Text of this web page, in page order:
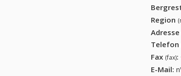
Region
Adresse
Telefon
Fax (fax):
E-Mail: